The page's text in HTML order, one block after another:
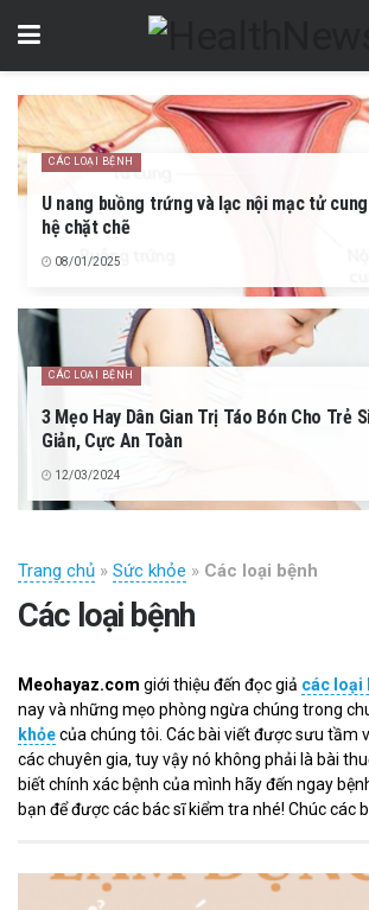
CÁC LOẠI BỆNH
U nang buồng trứng và lạc nội mạc tử
hệ chặt chẽ
08/01/2025
CÁC LOẠI BỆNH
3 Mẹo Hay Dân Gian Trị Táo Bón Cho Trẻ
Giản, Cực An Toàn
12/03/2024
Trang chủ » Sức khỏe » Các loại bệnh
Các loại bệnh
Meohayaz.com giới thiệu đến đọc giả các loại
nay và những mẹo phòng ngừa chúng trong
khỏecủa chúng tôi. Các bài viết được sưu tầm
các chuyên gia, tuy vậy nó không phải là bài
biết chính xác bệnh của mình hãy đến ngay
bạn để được các bác sĩ kiểm tra nhé! Chúc các